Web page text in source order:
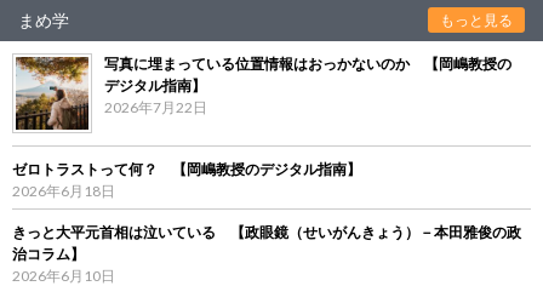
まめ学 もっと見る
写真に埋まっている位置情報はおっかないのか 【岡嶋教授の
デジタル指南】
2026年7月22日
ゼロトラストって何？ 【岡嶋教授のデジタル指南】
2026年6月18日
きっと大平元首相は泣いている 【政眼鏡（せいがんきょう）－本田雅俊の政
治コラム】
2026年6月10日